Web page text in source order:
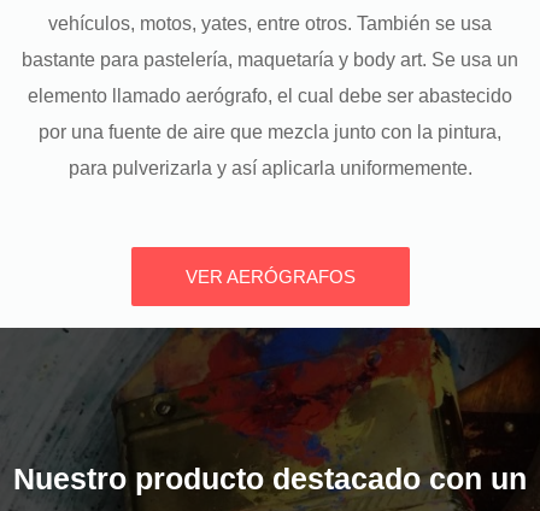
vehículos, motos, yates, entre otros. También se usa
bastante para pastelería, maquetaría y body art. Se usa un
elemento llamado aerógrafo, el cual debe ser abastecido
por una fuente de aire que mezcla junto con la pintura,
para pulverizarla y así aplicarla uniformemente.
VER AERÓGRAFOS
Nuestro producto destacado con un